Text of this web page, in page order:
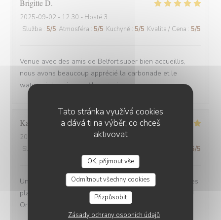
Tato stránka využívá cookies
a dává ti na výběr, co chceš
aktivovat
OK, přijmout vše
Odmítnout všechny cookies
Přizpůsobit
Zásady ochrany osobních údajů
BrigitteD
2025-09-02 - 12:30 - Hosté 3
Služba : 5/5 Atmosféra : 5/5 Kuchyně : 5/5 Kvalita / Cena : 5/5
Venue avec des amis de Belfort.super bien accueillis,
nous avons beaucoup apprécié la carbonade et le
waterzoi de poissons Nous reviendrons
Karine
2025-08-30
- 21:15 - Hosté 4
Služba
5/5
Une adresse a absolument découvrir ! Une ambiance,des
plats tous délicieux,un personnel attentionné et réactif !!
On reviendra....